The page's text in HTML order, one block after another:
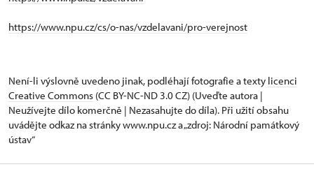
https://www.npu.cz/cs/o-nas/vzdelavani/pro-verejnost
Není-li výslovně uvedeno jinak, podléhají fotografie a texty licenci
Creative Commons (CC BY-NC-ND 3.0 CZ) (Uveďte autora |
Neužívejte dílo komerčně | Nezasahujte do díla). Při užití obsahu
uvádějte odkaz na stránky www.npu.cz a „zdroj: Národní památkový
ústav“